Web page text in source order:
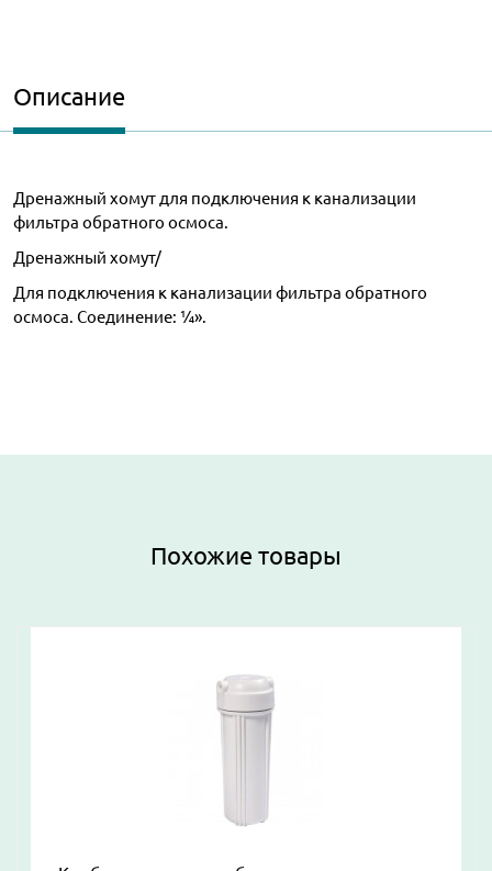
Описание
Дренажный хомут для подключения к канализации
фильтра обратного осмоса.
Дренажный хомут/
Для подключения к канализации фильтра обратного
осмоса. Соединение: ¼».
Похожие товары